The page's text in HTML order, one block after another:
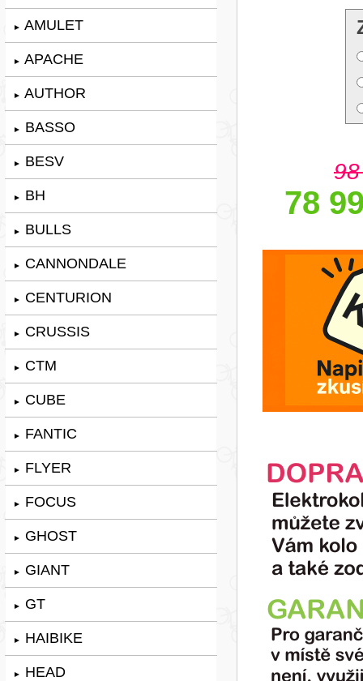
► AMULET
► APACHE
► AUTHOR
► BASSO
► BESV
► BH
► BULLS
► CANNONDALE
► CENTURION
► CRUSSIS
► CTM
► CUBE
► FANTIC
► FLYER
► FOCUS
► GHOST
► GIANT
► GT
► HAIBIKE
► HEAD
78